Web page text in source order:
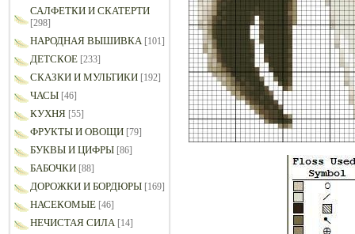
САЛФЕТКИ И СКАТЕРТИ
[298]
НАРОДНАЯ ВЫШИВКА [101]
ДЕТСКОЕ [233]
СКАЗКИ И МУЛЬТИКИ [192]
ЧАСЫ [46]
КУХНЯ [55]
ФРУКТЫ И ОВОЩИ [79]
БУКВЫ И ЦИФРЫ [86]
БАБОЧКИ [88]
ДОРОЖКИ И БОРДЮРЫ [169]
НАСЕКОМЫЕ [46]
НЕЧИСТАЯ СИЛА [14]